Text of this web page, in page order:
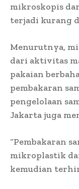
mikroskopis
terjadi kurang
Menurutnya,
dari aktivitas
pakaian
pembakaran
pengelolaan
Jakarta juga
“Pembakaran
mikroplastik
kemudian